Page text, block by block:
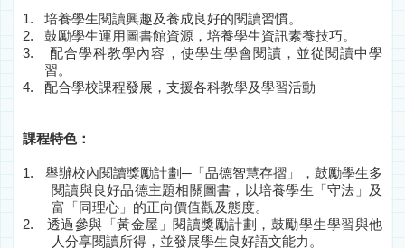
1.
培養學生閱讀興趣及養成良好的閱讀習慣。
2.
鼓勵學生運用圖書館資源，培養學生資訊素養技巧。
3.
配合學科教學內容，使學生學會閱讀，並從閱讀中學
習。
4.
配合學校課程發展，支援各科教學及學習活動
課程特色：
1.
舉辦校內閱讀獎勵計劃─「品德智慧存摺」，鼓勵學生多
閱讀與良好品德主題相關圖書，以培養學生「守法」及
富「同理心」的正向價值觀及態度。
2.
透過參與「黃金屋」閱讀獎勵計劃，鼓勵學生學習與他
人分享閱讀所得，並發展學生良好語文能力。